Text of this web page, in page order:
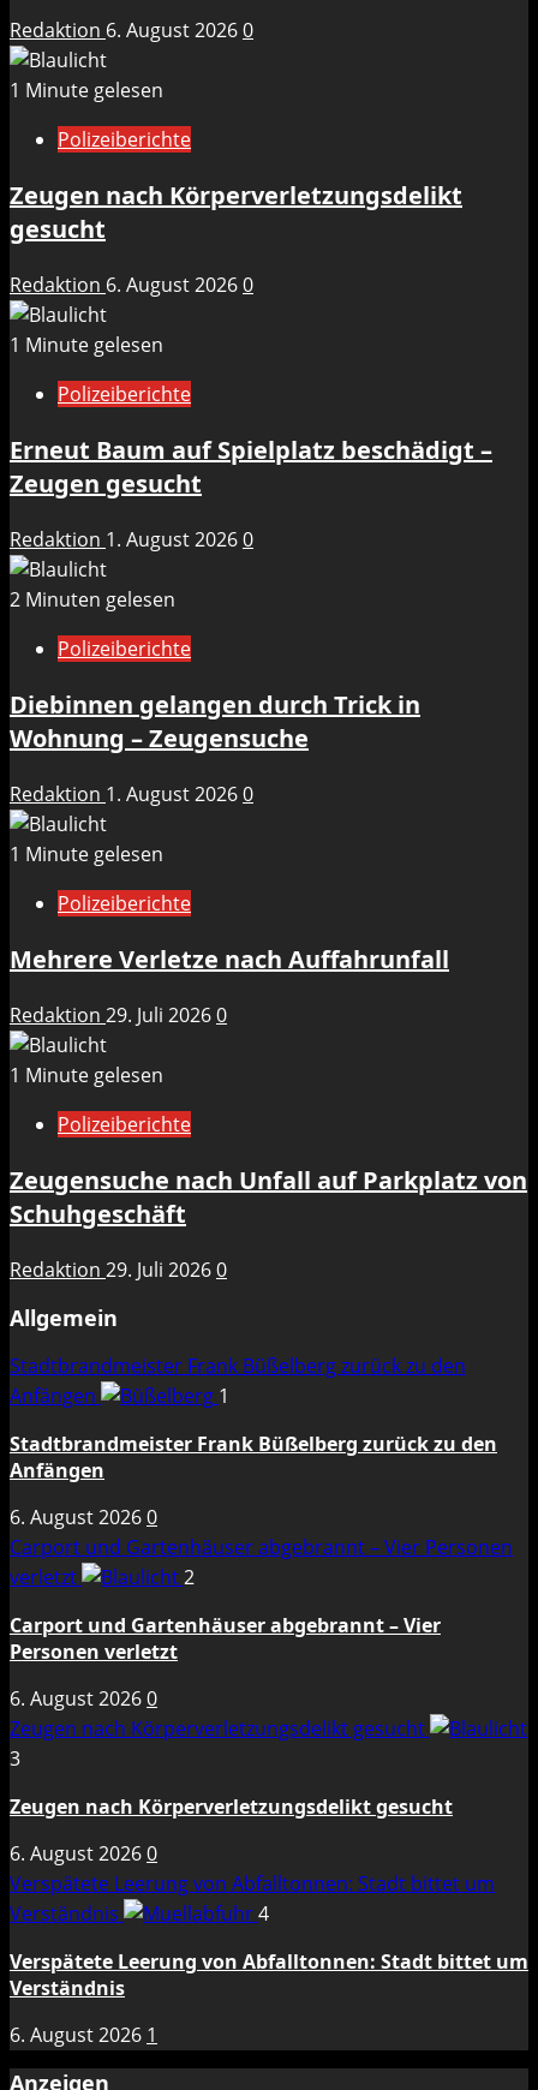
Redaktion 6. August 20260
1 Minute gelesen
Polizeiberichte
Zeugen nach Körperverletzungsdelikt
gesucht
Redaktion 6. August 20260
1 Minute gelesen
Polizeiberichte
Erneut Baum auf Spielplatz beschädigt –
Zeugen gesucht
Redaktion 1. August 20260
2 Minuten gelesen
Polizeiberichte
Diebinnen gelangen durch Trick in
Wohnung – Zeugensuche
Redaktion 1. August 20260
1 Minute gelesen
Polizeiberichte
Mehrere Verletze nach Auffahrunfall
Redaktion 29. Juli 20260
1 Minute gelesen
Polizeiberichte
Zeugensuche nach Unfall auf Parkplatz von
Schuhgeschäft
Redaktion 29. Juli 20260
Allgemein
Stadtbrandmeister Frank Büßelberg zurück zu den
Anfängen
1
Stadtbrandmeister Frank Büßelberg zurück zu den
Anfängen
6. August 20260
Carport und Gartenhäuser abgebrannt – Vier Personen
verletzt
2
Carport und Gartenhäuser abgebrannt – Vier
Personen verletzt
6. August 20260
Zeugen nach Körperverletzungsdelikt gesucht
3
Zeugen nach Körperverletzungsdelikt gesucht
6. August 20260
Verspätete Leerung von Abfalltonnen: Stadt bittet um
Verständnis
4
Verspätete Leerung von Abfalltonnen: Stadt bittet um
Verständnis
6. August 2026 1
Anzeigen